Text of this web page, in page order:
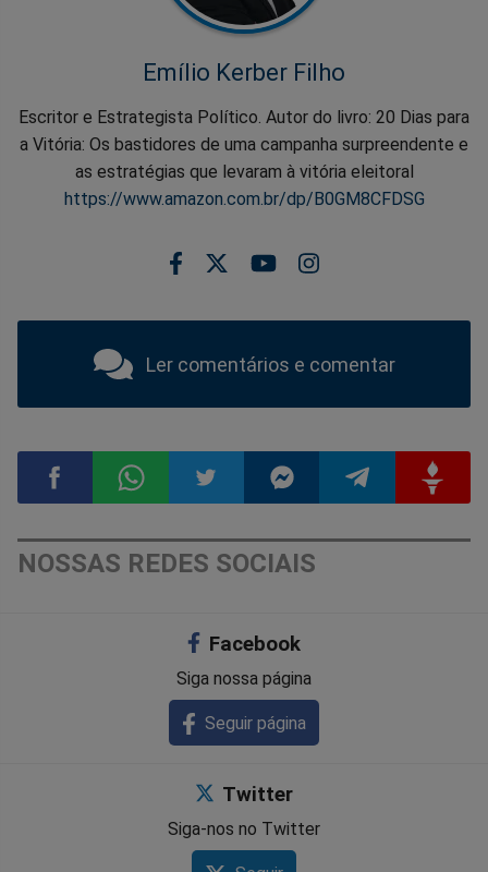
Emílio Kerber Filho
Escritor e Estrategista Político. Autor do livro: 20 Dias para
a Vitória: Os bastidores de uma campanha surpreendente e
as estratégias que levaram à vitória eleitoral
https://www.amazon.com.br/dp/B0GM8CFDSG
Ler comentários e comentar
CompartilharCompartilhar
Whatsapp
Compartilhar
Twitter
Compartilhar
Messenger
NOSSAS REDES SOCIAIS
Facebook
Siga nossa página
Seguir página
Twitter
Siga-nos no Twitter